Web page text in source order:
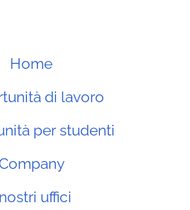
Home
di lavoro
per studenti
Company
uffici